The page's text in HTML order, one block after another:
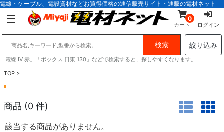
電線・ケーブル、電設資材などお買得価格の通信販売サイト・通販の電材ネット
0
カート ログイン
絞り込み
「電線 IV 赤」「ボックス 日東 130」などで検索すると、探しやすくなります。
TOP >
商品 (0 件)
該当する商品がありません。